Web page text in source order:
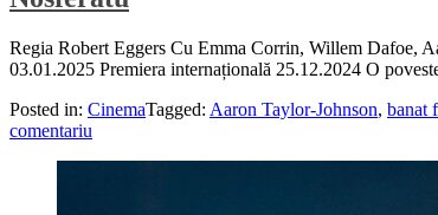
Regia Robert Eggers Cu Emma Corrin, Willem Dafoe,
03.01.2025 Premiera internațională 25.12.2024 O
Posted in: CinemaTagged: Aaron Taylor-Johnson, banat
comentariu